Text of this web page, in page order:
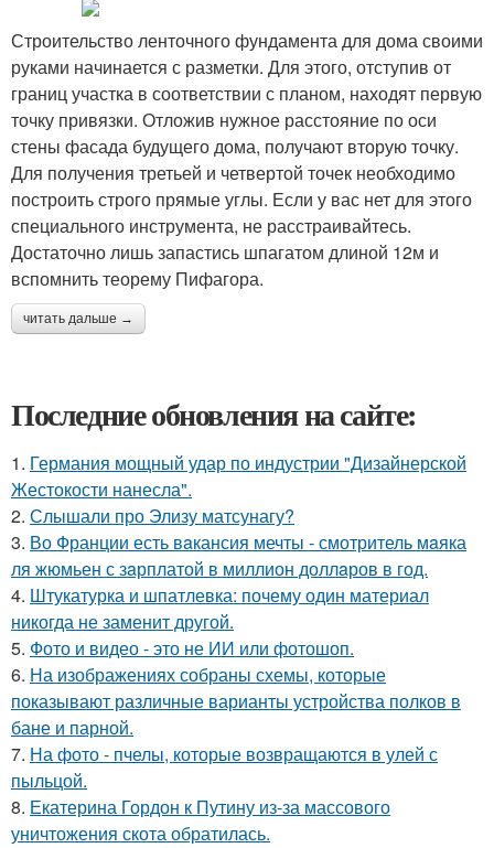
Строительство ленточного фундамента для дома своими
руками начинается с разметки. Для этого, отступив от
границ участка в соответствии с планом, находят первую
точку привязки. Отложив нужное расстояние по оси
стены фасада будущего дома, получают вторую точку.
Для получения третьей и четвертой точек необходимо
построить строго прямые углы. Если у вас нет для этого
специального инструмента, не расстраивайтесь.
Достаточно лишь запастись шпагатом длиной 12м и
вспомнить теорему Пифагора.
читать дальше →
Последние обновления на сайте:
1. Германия мощный удар по индустрии "Дизайнерской
Жестокости нанесла".
2. Слышали про Элизу матсунагу?
3. Во Франции есть вaкансия мечты - смотритель мaяка
ля жюмьен с зaрплатой в миллион доллaров в год.
4. Штукатурка и шпатлевка: почему один материал
никогда не заменит другой.
5. Фото и видео - это не ИИ или фотошоп.
6. На изображениях собраны схемы, которые
показывают различные варианты устройства полков в
бане и парной.
7. На фото - пчелы, которые возвращаются в улей с
пыльцой.
8. Екатерина Гордон к Путину из-за массового
уничтожения скота обратилась.